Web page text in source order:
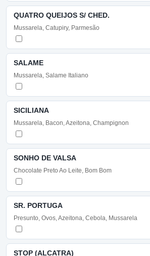
QUATRO QUEIJOS S/ CHED.
Mussarela, Catupiry, Parmesão
SALAME
Mussarela, Salame Italiano
SICILIANA
Mussarela, Bacon, Azeitona, Champignon
SONHO DE VALSA
Chocolate Preto Ao Leite, Bom Bom
SR. PORTUGA
Presunto, Ovos, Azeitona, Cebola, Mussarela
STOP (ALCATRA)